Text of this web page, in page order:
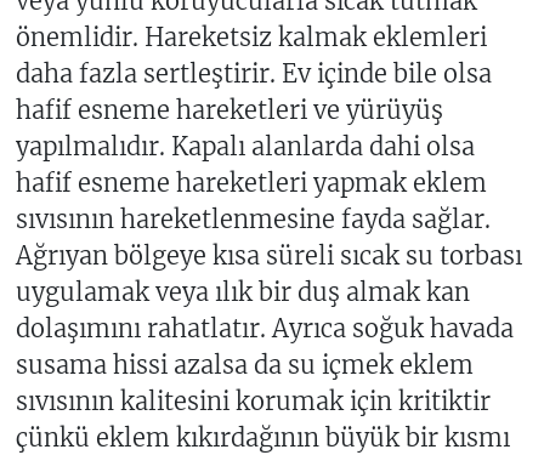
önemlidir. Hareketsiz kalmak eklemleri
daha fazla sertleştirir. Ev içinde bile olsa
hafif esneme hareketleri ve yürüyüş
yapılmalıdır. Kapalı alanlarda dahi olsa
hafif esneme hareketleri yapmak eklem
sıvısının hareketlenmesine fayda sağlar.
Ağrıyan bölgeye kısa süreli sıcak su torbası
uygulamak veya ılık bir duş almak kan
dolaşımını rahatlatır. Ayrıca soğuk havada
susama hissi azalsa da su içmek eklem
sıvısının kalitesini korumak için kritiktir
çünkü eklem kıkırdağının büyük bir kısmı